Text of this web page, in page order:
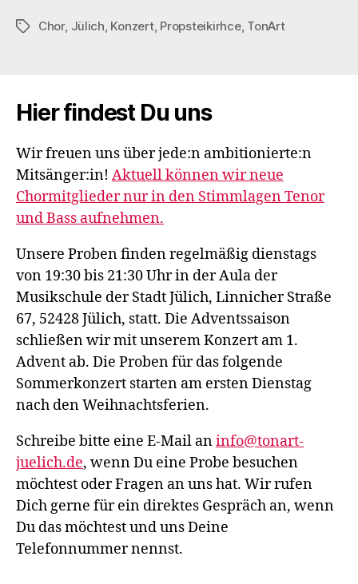
Schlagwörter
Chor, Jülich, Konzert, Propsteikirhce, TonArt
Hier findest Du uns
Wir freuen uns über jede:n ambitionierte:n
Mitsänger:in! Aktuell können wir neue
Chormitglieder nur in den Stimmlagen Tenor
und Bass aufnehmen.
Unsere Proben finden regelmäßig dienstags
von 19:30 bis 21:30 Uhr in der Aula der
Musikschule der Stadt Jülich, Linnicher Straße
67, 52428 Jülich, statt. Die Adventssaison
schließen wir mit unserem Konzert am 1.
Advent ab. Die Proben für das folgende
Sommerkonzert starten am ersten Dienstag
nach den Weihnachtsferien.
Schreibe bitte eine E-Mail aninfo@tonart-
juelich.de, wenn Du eine Probe besuchen
möchtest oder Fragen an uns hat. Wir rufen
Dich gerne für ein direktes Gespräch an, wenn
Du das möchtest und uns Deine
Telefonnummer nennst.